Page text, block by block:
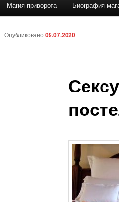
Магия приворота Биография
Опубликовано 09.07.2020